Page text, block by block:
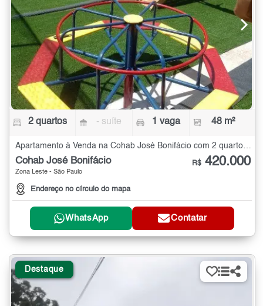
2 quartos - suíte 1 vaga 48 m²
Cohab José Bonifácio
Zona Leste - São Paulo
Endereço no círculo do mapa
R$ 420.000
WhatsApp Contatar
Destaque